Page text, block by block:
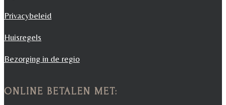
Privacybeleid
Huisregels
Bezorging in de regio
ONLINE BETALEN MET: